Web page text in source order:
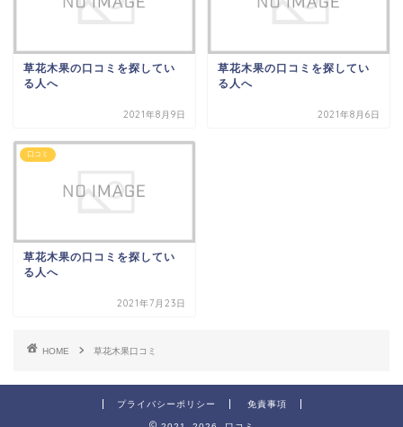
草花木果の口コミを探してい
る人へ
2021年8月9日
草花木果の口コミを探してい
る人へ
2021年8月6日
口コミ
草花木果の口コミを探してい
る人へ
2021年7月23日
HOME 草花木果口コミ
プライバシーポリシー 免責事項